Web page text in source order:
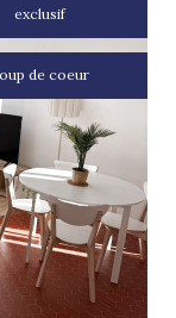
exclusif
de coeur